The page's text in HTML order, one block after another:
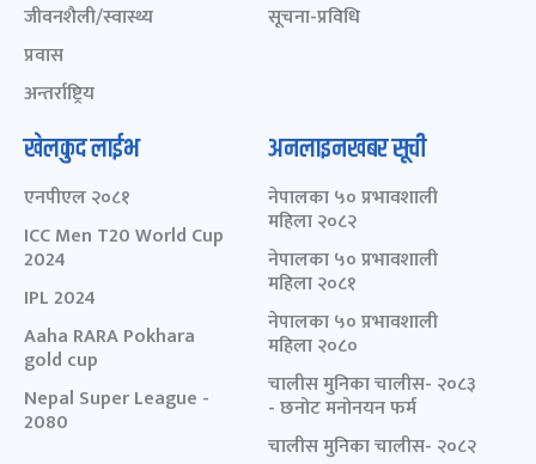
जीवनशैली/स्वास्थ्य
प्रवास
अन्तर्राष्ट्रिय
सूचना-प्रविधि
खेलकुद लाईभ
एनपीएल २०८१
ICC Men T20 World Cup
2024
IPL 2024
Aaha RARA Pokhara
gold cup
Nepal Super League -
2080
अनलाइनखबर सूची
नेपालका ५० प्रभावशाली
महिला २०८२
नेपालका ५० प्रभावशाली
महिला २०८१
नेपालका ५० प्रभावशाली
महिला २०८०
चालीस मुनिका चालीस- २०८३
- छनोट मनोनयन फर्म
चालीस मुनिका चालीस- २०८२